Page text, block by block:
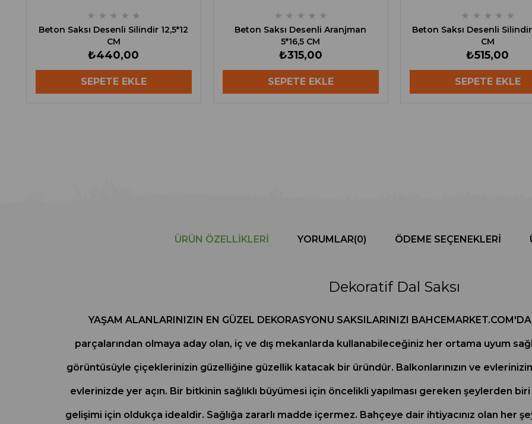
★ ★ ★ ★ ★
Beton Saksı Desenli Silindir 12,5*12
CM
₺440,00
SEPETE EKLE
★ ★ ★ ★ ★
Beton Saksı Desenli Aranjman
5*16,5 CM
₺315,00
SEPETE EKLE
★ ★ ★ ★ ★
Beton Saksı Desenli Silindir
CM
₺515,00
SEPETE EKLE
ÜRÜN ÖZELLIKLERI YORUMLAR(0) ÖDEME SEÇENEKLERI
Dekoratif Dal Saksı
YAŞAM ALANLARINIZIN EN GÜZEL DEKORASYONU SAKSILARINIZI
parçalarından olmaya aday olan, iç ve dış mekanlarda kullanabileceğiniz her ortama uyum
görüntüsüyle çiçeklerinizin güzelliğine güzellik katacak bir üründür. Balkonlarınızın ve
evlerinizde yer açın. Bir bitkinin sağlıklı büyümesi için öncelikli yapılması gereken şeylerden
gelişimi için oldukça idealdir. Sağlığa zararlı madde içermez. Bahçeye dair ihtiyacınız olan her